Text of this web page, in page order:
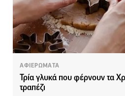
ΑΦΙΕΡΩΜΑΤΑ
Τρία γλυκά που φέρνουν τα
τραπέζι